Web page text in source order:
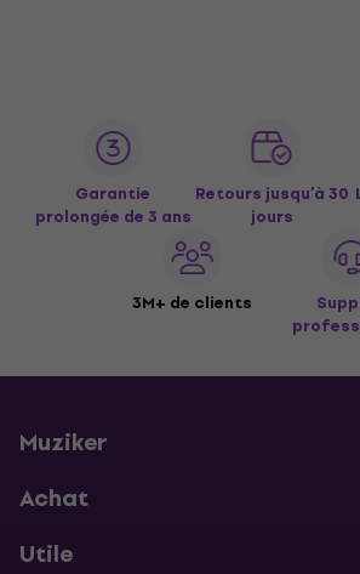
Garantie
prolongée de 3 ans
Retours jusqu’à 30
jours
3M+ de clients
Muziker
Achat
Utile